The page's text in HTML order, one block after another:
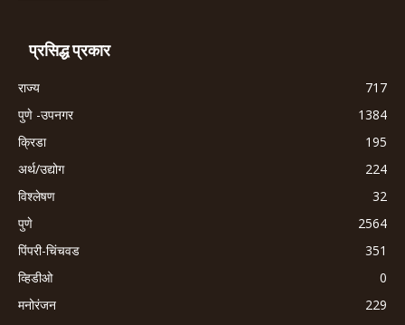
प्रसिद्ध प्रकार
राज्य
717
पुणे -उपनगर
1384
क्रिडा
195
अर्थ/उद्योग
224
विश्लेषण
32
पुणे
2564
पिंपरी-चिंचवड
351
व्हिडीओ
0
मनोरंजन
229